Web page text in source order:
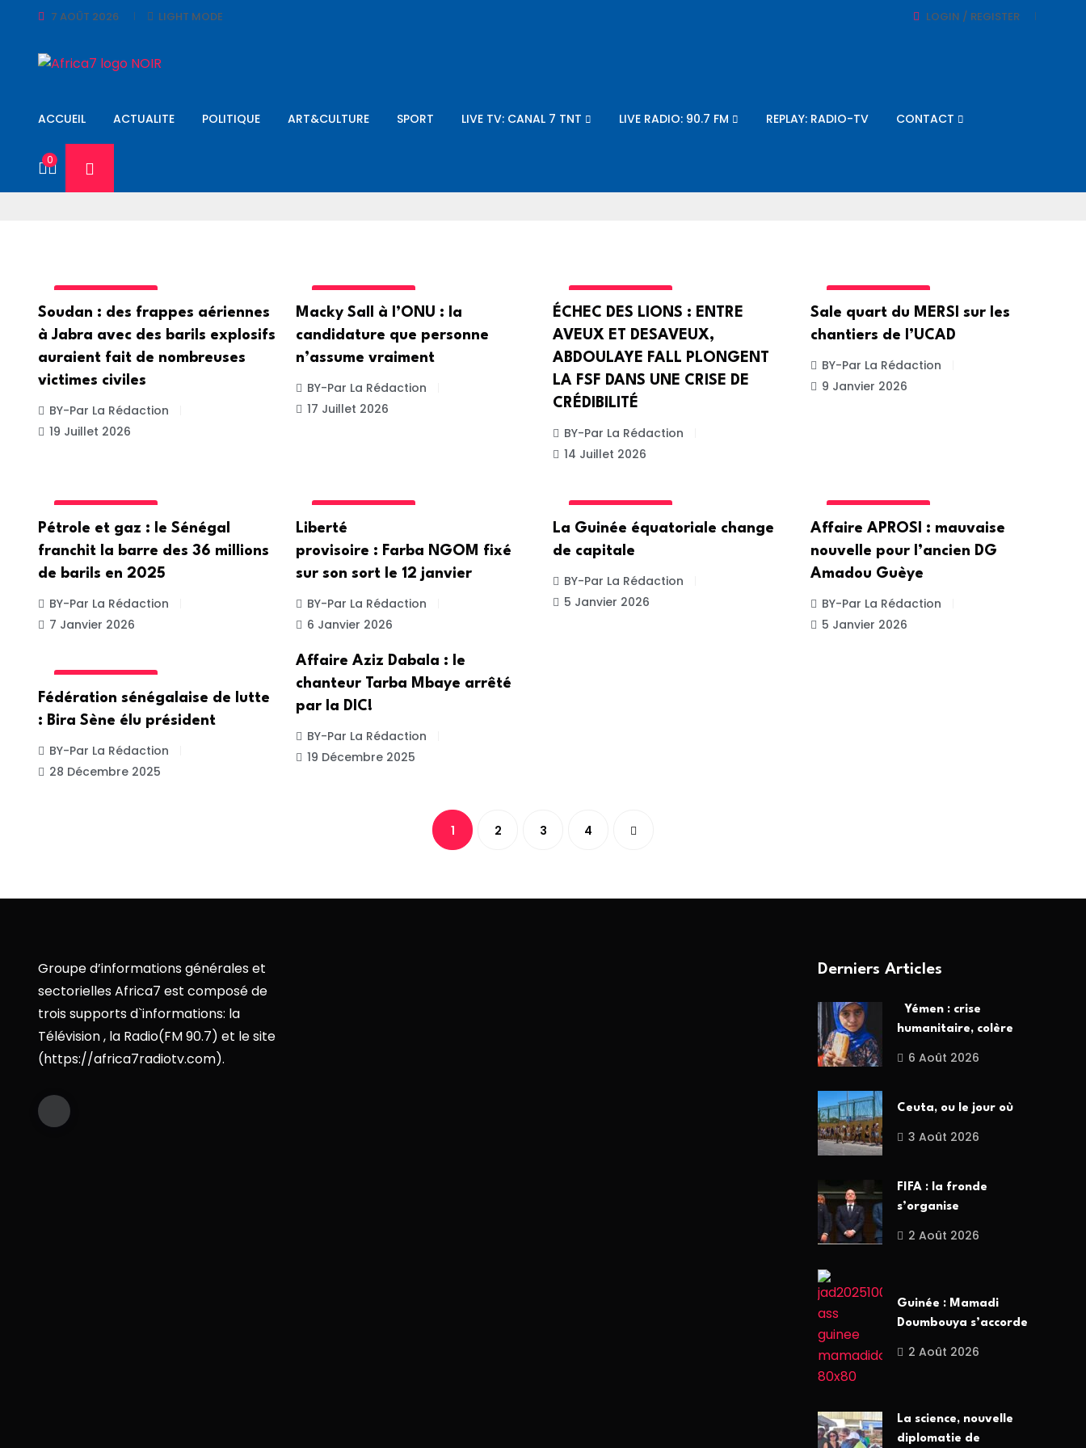
7 AOÛT 2026 LIGHT MODE LOGIN / REGISTER
ACCUEIL ACTUALITE POLITIQUE ART&CULTURE SPORT LIVE TV: CANAL 7 TNT LIVE RADIO: 90.7 FM REPLAY: RADIO-TV CONTACT
0
Soudan : des frappes aériennes
à Jabra avec des barils explosifs
auraient fait de nombreuses
victimes civiles
BY-Par La Rédaction
19 Juillet 2026
Macky Sall à l’ONU : la
candidature que personne
n’assume vraiment
BY-Par La Rédaction
17 Juillet 2026
ÉCHEC DES LIONS : ENTRE
AVEUX ET DESAVEUX,
ABDOULAYE FALL PLONGENT
LA FSF DANS UNE CRISE DE
CRÉDIBILITÉ
BY-Par La Rédaction
14 Juillet 2026
Sale quart du MERSI sur les
chantiers de l’UCAD
BY-Par La Rédaction
9 Janvier 2026
Pétrole et gaz : le Sénégal
franchit la barre des 36 millions
de barils en 2025
BY-Par La Rédaction
7 Janvier 2026
Liberté
provisoire : Farba NGOM fixé
sur son sort le 12 janvier
BY-Par La Rédaction
6 Janvier 2026
La Guinée équatoriale change
de capitale
BY-Par La Rédaction
5 Janvier 2026
Affaire APROSI : mauvaise
nouvelle pour l’ancien DG
Amadou Guèye
BY-Par La Rédaction
5 Janvier 2026
Fédération sénégalaise de lutte
: Bira Sène élu président
BY-Par La Rédaction
28 Décembre 2025
Affaire Aziz Dabala : le
chanteur Tarba Mbaye arrêté
par la DIC!
BY-Par La Rédaction
19 Décembre 2025
1 2 3 4
Groupe d’informations générales et
sectorielles Africa7 est composé de
trois supports d`informations: la
Télévision , la Radio(FM 90.7) et le site
(https://africa7radiotv.com).
Derniers Articles
Yémen : crise
humanitaire, colère
6 Août 2026
Ceuta, ou le jour où
3 Août 2026
FIFA : la fronde
s’organise
2 Août 2026
Guinée : Mamadi
Doumbouya s’accorde
2 Août 2026
La science, nouvelle
diplomatie de